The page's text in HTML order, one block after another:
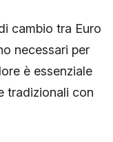
cambio tra Euro
necessari per
è essenziale
tradizionali con